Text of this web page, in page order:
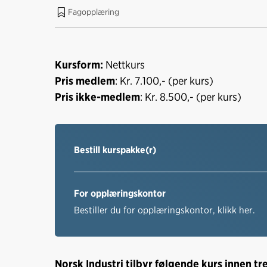
Fagopplæring
Kursform: Nettkurs
Pris medlem: Kr. 7.100,- (per kurs)
Pris ikke-medlem: Kr. 8.500,- (per kurs)
Bestill kurspakke(r)
For opplæringskontor
Bestiller du for opplæringskontor, klikk her.
Norsk Industri tilbyr følgende kurs innen